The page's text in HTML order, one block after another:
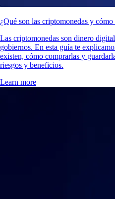
¿Qué son las criptomonedas y
Las criptomonedas son dinero
gobiernos. En esta guía te
existen, cómo comprarlas y
riesgos y beneficios.
Learn more